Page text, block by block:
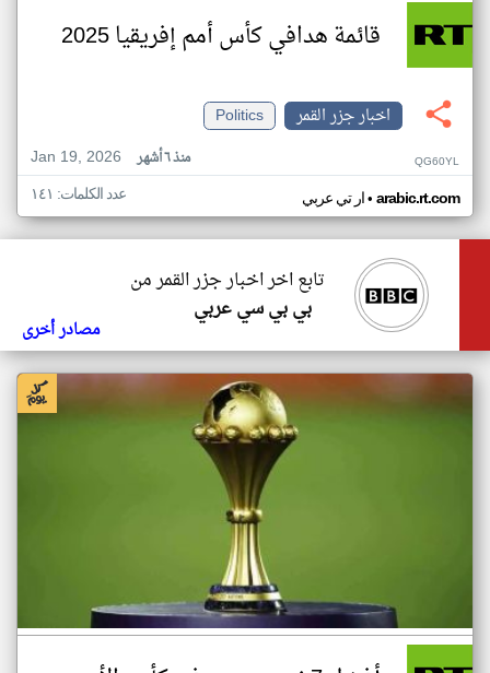
قائمة هدافي كأس أمم إفريقيا 2025
اخبار جزر القمر
Politics
Jan 19, 2026
منذ ٦ أشهر QG60YL
ار تي عربي• arabic.rt.com عدد الكلمات: ١٤١
تابع اخر اخبار جزر القمر من
بي بي سي عربي
مصادر أخرى